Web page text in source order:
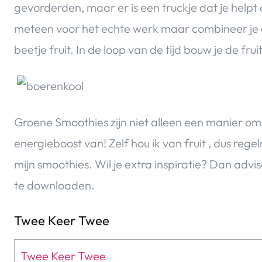
gevorderden, maar er is een truckje dat je
meteen voor het echte werk maar combineer
beetje fruit. In de loop van de tijd bouw je de
Groene Smoothies zijn niet alleen een manier
energieboost van! Zelf hou ik van fruit , dus
mijn smoothies. Wil je extra inspiratie? Dan
te downloaden.
Twee Keer Twee
Twee Keer Twee